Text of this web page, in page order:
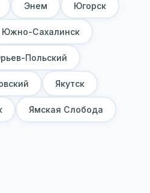
Энем Югорск
Южно-Сахалинск
Польский
Якутск
Ямская Слобода